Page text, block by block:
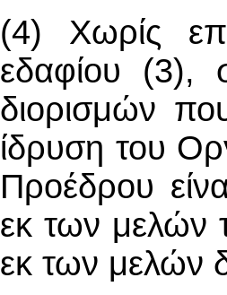
(4) Χωρίς
εδαφίου (3),
διορισμών
ίδρυση του
Προέδρου
εκ των μελών
εκ των μελών